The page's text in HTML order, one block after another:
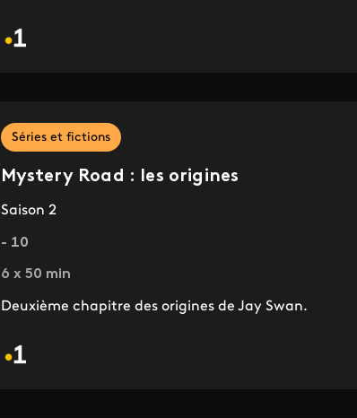
Séries et fictions
Mystery Road : les origines
Saison 2
- 10
6 x 50 min
Deuxième chapitre des origines de Jay Swan.